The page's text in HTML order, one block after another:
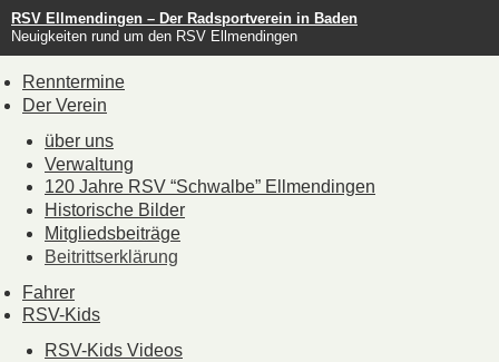
RSV Ellmendingen – Der Radsportverein in Baden
Neuigkeiten rund um den RSV Ellmendingen
Renntermine
Der Verein
über uns
Verwaltung
120 Jahre RSV “Schwalbe” Ellmendingen
Historische Bilder
Mitgliedsbeiträge
Beitrittserklärung
Fahrer
RSV-Kids
RSV-Kids Videos